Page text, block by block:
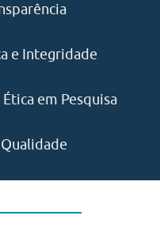
e Integridade
em Pesquisa